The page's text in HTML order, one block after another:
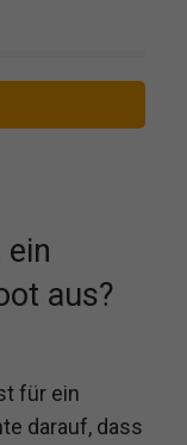
aus?
für ein
darauf, dass